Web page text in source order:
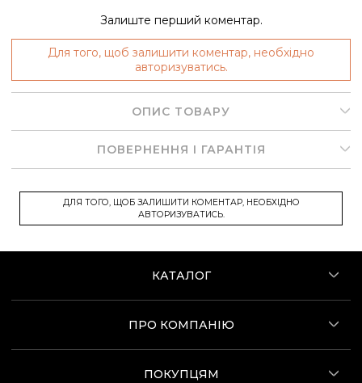
Залиште перший коментар.
Для того, щоб залишити коментар, необхідно
авторизуватись.
ОПИС ТОВАРУ
ПОВЕРНЕННЯ І ГАРАНТІЯ
ДЛЯ ТОГО, ЩОБ ЗАЛИШИТИ КОМЕНТАР, НЕОБХІДНО
АВТОРИЗУВАТИСЬ.
КАТАЛОГ
ПРО КОМПАНІЮ
ПОКУПЦЯМ